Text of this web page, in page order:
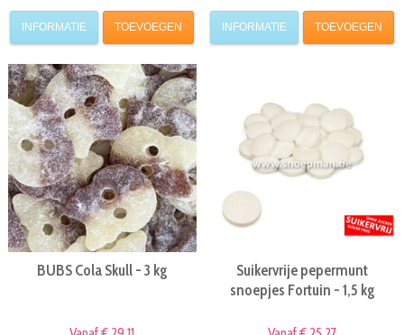
INFORMATIE TOEVOEGEN INFORMATIE TOEVOEGEN
BUBS Cola Skull - 3 kg
Suikervrije pepermunt
snoepjes Fortuin - 1,5 kg